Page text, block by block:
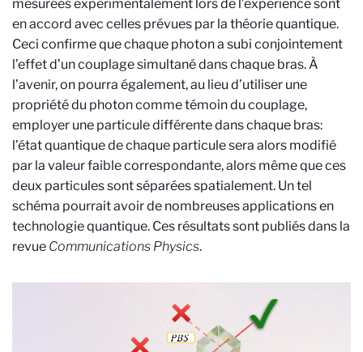
mesurées expérimentalement lors de l’expérience sont
en accord avec celles prévues par la théorie quantique.
Ceci confirme que chaque photon a subi conjointement
l’effet d’un couplage simultané dans chaque bras. À
l’avenir, on pourra également, au lieu d’utiliser une
propriété du photon comme témoin du couplage,
employer une particule différente dans chaque bras:
l’état quantique de chaque particule sera alors modifié
par la valeur faible correspondante, alors même que ces
deux particules sont séparées spatialement. Un tel
schéma pourrait avoir de nombreuses applications en
technologie quantique. Ces résultats sont publiés dans la
revue Communications Physics.